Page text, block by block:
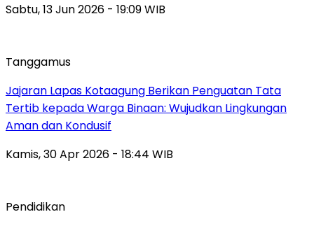
Sabtu, 13 Jun 2026 - 19:09 WIB
Tanggamus
Jajaran Lapas Kotaagung Berikan Penguatan Tata
Tertib kepada Warga Binaan: Wujudkan Lingkungan
Aman dan Kondusif
Kamis, 30 Apr 2026 - 18:44 WIB
Pendidikan